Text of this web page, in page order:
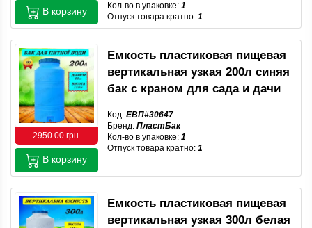
Кол-во в упаковке: 1
Отпуск товара кратно: 1
В корзину
2950.00 грн.
Емкость пластиковая пищевая
вертикальная узкая 200л синяя
бак с краном для сада и дачи
Код: ЕВП#30647
Бренд: ПластБак
Кол-во в упаковке: 1
Отпуск товара кратно: 1
В корзину
Емкость пластиковая пищевая
вертикальная узкая 300л белая